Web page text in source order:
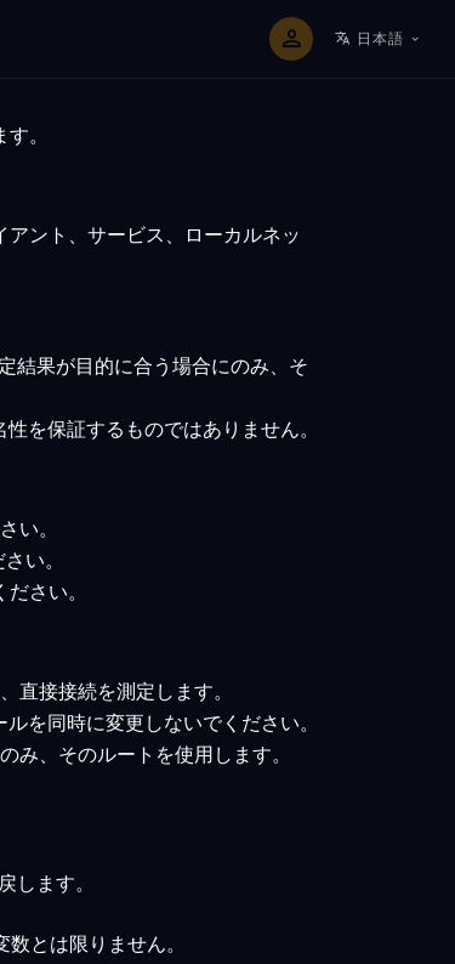
日本語
。
ント、サービス、ローカルネッ
結果が目的に合う場合にのみ、そ
を保証するものではありません。
い。
い。
さい。
直接接続を測定します。
を同時に変更しないでください。
、そのルートを使用します。
します。
とは限りません。